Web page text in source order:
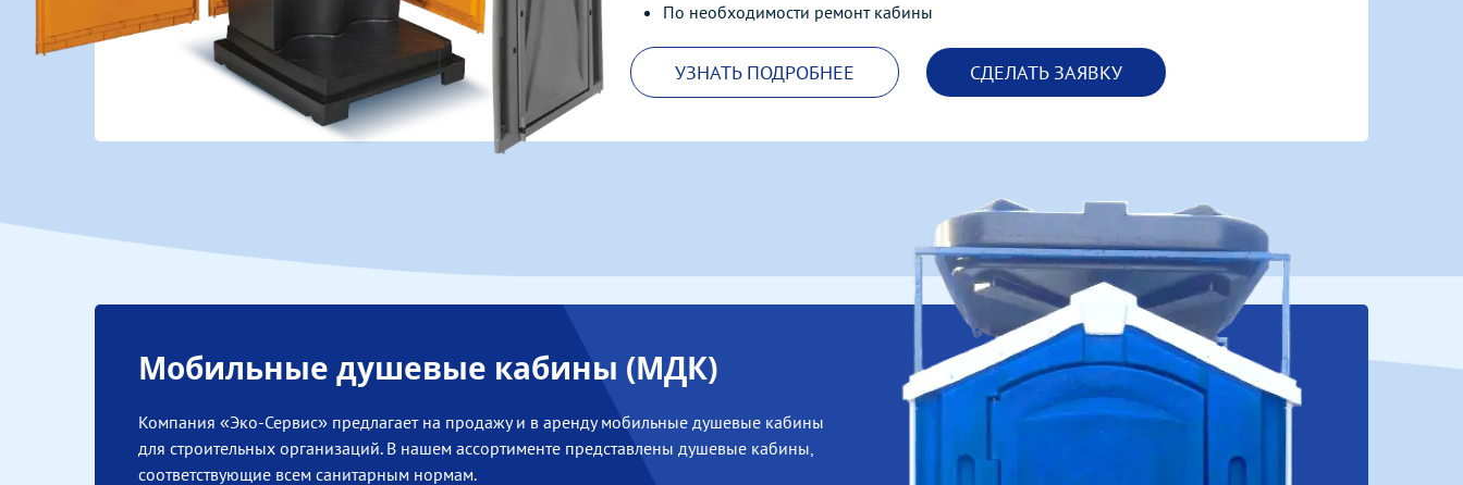
По необходимости ремонт кабины
УЗНАТЬ ПОДРОБНЕЕ СДЕЛАТЬ ЗАЯВКУ
Мобильные душевые кабины (МДК)
Компания «Эко-Сервис» предлагает на продажу и в аренду мобильные душевые кабины
для строительных организаций. В нашем ассортименте представлены душевые кабины,
соответствующие всем санитарным нормам.